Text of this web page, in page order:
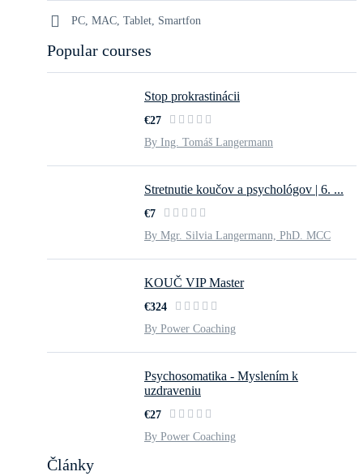
PC, MAC, Tablet, Smartfon
Popular courses
Stop prokrastinácii
€27
By Ing. Tomáš Langermann
Stretnutie koučov a psychológov | 6. ...
€7
By Mgr. Silvia Langermann, PhD. MCC
KOUČ VIP Master
€324
By Power Coaching
Psychosomatika - Myslením k
uzdraveniu
€27
By Power Coaching
Články